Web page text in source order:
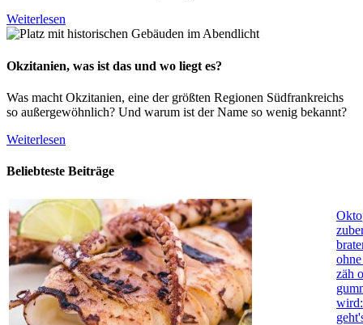
Weiterlesen
Okzitanien, was ist das und wo liegt es?
Was macht Okzitanien, eine der größten Regionen Südfrankreichs
so außergewöhnlich? Und warum ist der Name so wenig bekannt?
Weiterlesen
Beliebteste Beiträge
zäh